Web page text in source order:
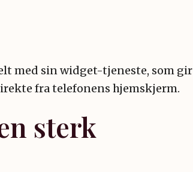
med sin widget-tjeneste, som gir
fra telefonens hjemskjerm.
sterk